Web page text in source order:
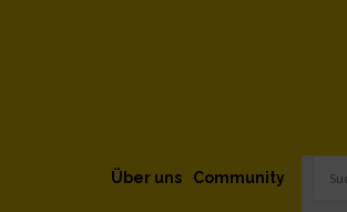
Community
Über uns